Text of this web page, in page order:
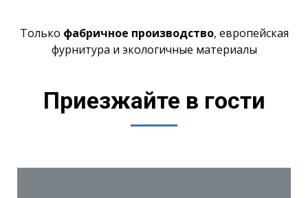
Только фабричное производство, европейская
фурнитура и экологичные материалы
Приезжайте в гости